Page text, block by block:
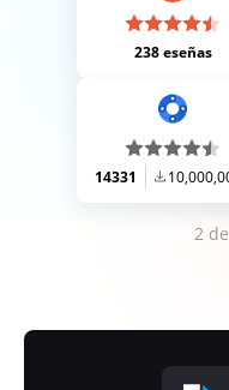
238 eseñas
14331
2